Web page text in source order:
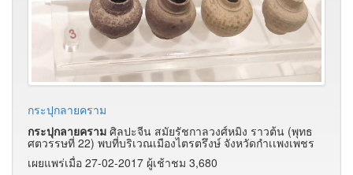
กระปุกลายคราม
กระปุกลายคราม ศิลปะจีน สมัยรัชกาลวงศ์หมิง ราวต้น (พุทธ
ศตวรรษที่ 22) พบที่บริเวณเมืองไตรตรึงษ์ จังหวัดกำเเพงเพชร
เผยแพร่เมื่อ 27-02-2017 ผู้เช้าชม 3,680